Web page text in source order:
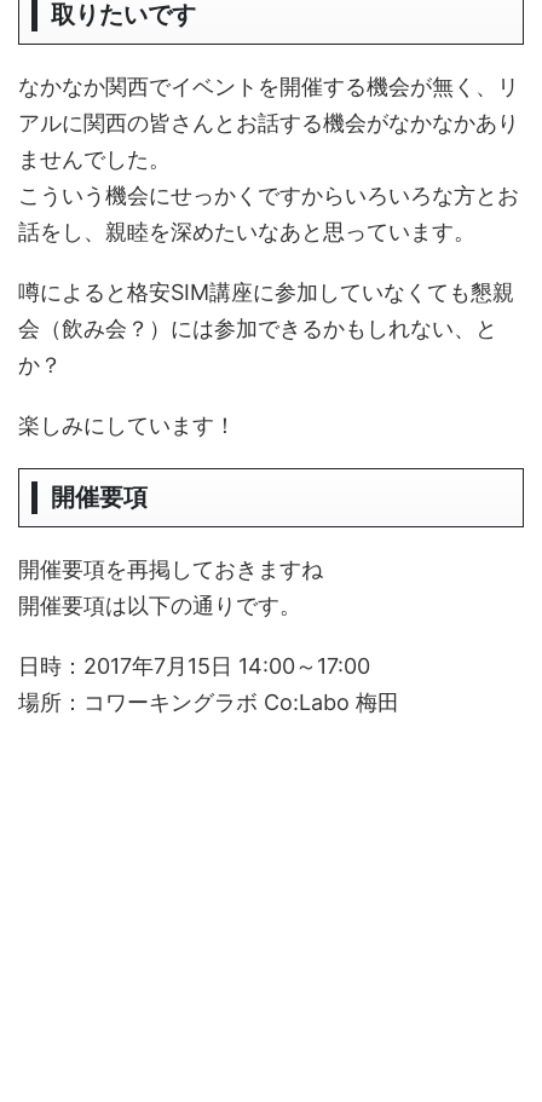
取りたいです
なかなか関西でイベントを開催する機会が無く、リ
アルに関西の皆さんとお話する機会がなかなかあり
ませんでした。
こういう機会にせっかくですからいろいろな方とお
話をし、親睦を深めたいなあと思っています。
噂によると格安SIM講座に参加していなくても懇親
会（飲み会？）には参加できるかもしれない、と
か？
楽しみにしています！
開催要項
開催要項を再掲しておきますね
開催要項は以下の通りです。
日時：2017年7月15日 14:00～17:00
場所：コワーキングラボ Co:Labo 梅田